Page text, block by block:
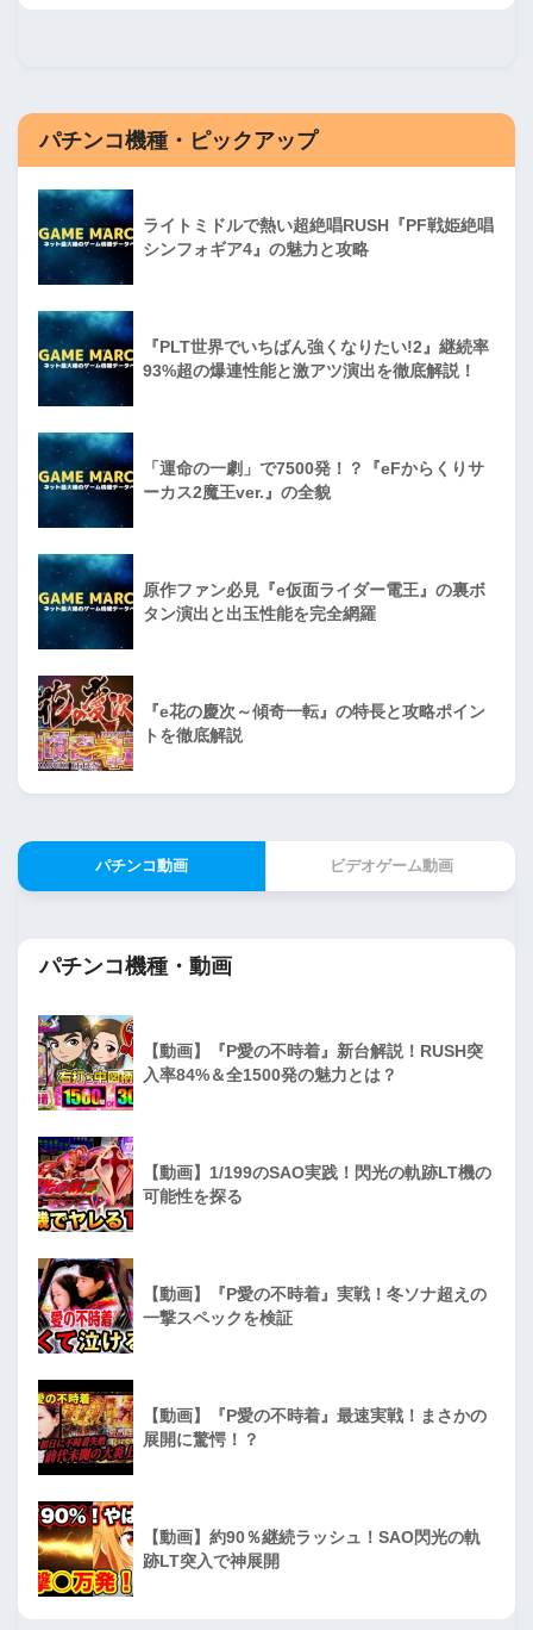
パチンコ機種・ピックアップ
ライトミドルで熱い超絶唱RUSH『PF戦姫絶唱
シンフォギア4』の魅力と攻略
『PLT世界でいちばん強くなりたい!2』継続率
93%超の爆連性能と激アツ演出を徹底解説！
「運命の一劇」で7500発！？『eFからくりサ
ーカス2魔王ver.』の全貌
原作ファン必見『e仮面ライダー電王』の裏ボ
タン演出と出玉性能を完全網羅
『e花の慶次～傾奇一転』の特長と攻略ポイン
トを徹底解説
パチンコ動画 ビデオゲーム動画
パチンコ機種・動画
【動画】『P愛の不時着』新台解説！RUSH突
入率84%＆全1500発の魅力とは？
【動画】1/199のSAO実践！閃光の軌跡LT機の
可能性を探る
【動画】『P愛の不時着』実戦！冬ソナ超えの
一撃スペックを検証
【動画】『P愛の不時着』最速実戦！まさかの
展開に驚愕！？
【動画】約90％継続ラッシュ！SAO閃光の軌
跡LT突入で神展開